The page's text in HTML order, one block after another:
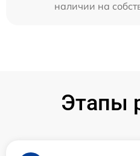
наличии на
Этапы